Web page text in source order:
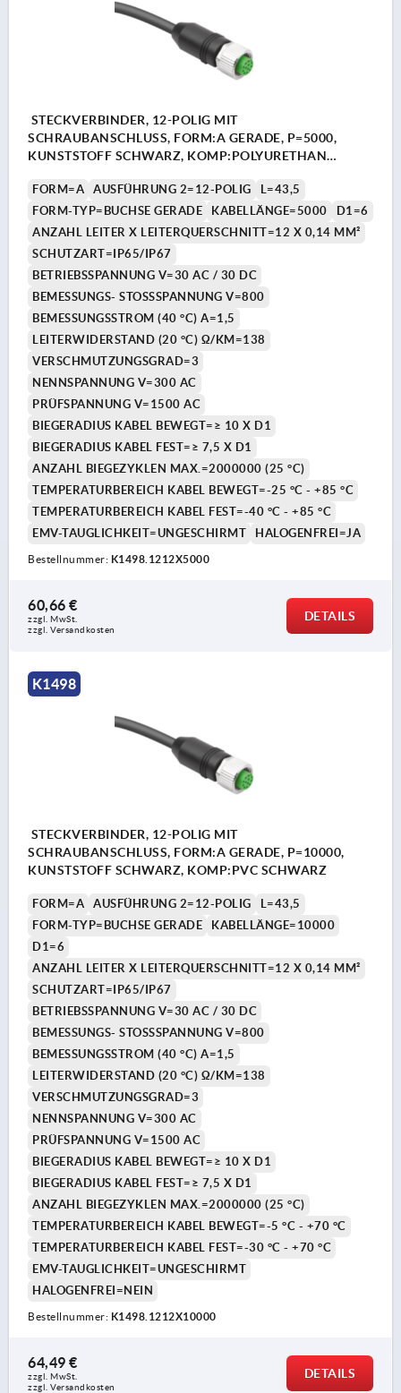
STECKVERBINDER, 12-POLIG MIT
SCHRAUBANSCHLUSS, FORM:A GERADE, P=5000,
KUNSTSTOFF SCHWARZ, KOMP:POLYURETHAN
FORM=A AUSFÜHRUNG 2=12-POLIG
L=43,5
FORM-TYP=BUCHSE GERADE
KABELLÄNGE=5000
D1=6
ANZAHL LEITER X LEITERQUERSCHNITT=12 X 0,14 MM²
SCHUTZART=IP65/IP67
BETRIEBSSPANNUNG V=30 AC / 30 DC
BEMESSUNGS- STOSSSPANNUNG V=800
BEMESSUNGSSTROM (40 °C) A=1,5
LEITERWIDERSTAND (20 °C) Ω/KM=138
VERSCHMUTZUNGSGRAD=3
NENNSPANNUNG V=300 AC
PRÜFSPANNUNG V=1500 AC
BIEGERADIUS KABEL BEWEGT=≥ 10 X D1
BIEGERADIUS KABEL FEST=≥ 7,5 X D1
ANZAHL BIEGEZYKLEN MAX.=2000000 (25 °C)
TEMPERATURBEREICH KABEL BEWEGT=-25 °C - +85 °C
TEMPERATURBEREICH KABEL FEST=-40 °C - +85 °C
EMV-TAUGLICHKEIT=UNGESCHIRMT
HALOGENFREI=JA
Bestellnummer: K1498.1212X5000
60,66 €
zzgl. MwSt.
zzgl. Versandkosten
DETAILS
K1498
STECKVERBINDER, 12-POLIG MIT
SCHRAUBANSCHLUSS, FORM:A GERADE, P=10000,
KUNSTSTOFF SCHWARZ, KOMP:PVC SCHWARZ
FORM=A AUSFÜHRUNG 2=12-POLIG
L=43,5
FORM-TYP=BUCHSE GERADE
KABELLÄNGE=10000
D1=6
ANZAHL LEITER X LEITERQUERSCHNITT=12 X 0,14 MM²
SCHUTZART=IP65/IP67
BETRIEBSSPANNUNG V=30 AC / 30 DC
BEMESSUNGS- STOSSSPANNUNG V=800
BEMESSUNGSSTROM (40 °C) A=1,5
LEITERWIDERSTAND (20 °C) Ω/KM=138
VERSCHMUTZUNGSGRAD=3
NENNSPANNUNG V=300 AC
PRÜFSPANNUNG V=1500 AC
BIEGERADIUS KABEL BEWEGT=≥ 10 X D1
BIEGERADIUS KABEL FEST=≥ 7,5 X D1
ANZAHL BIEGEZYKLEN MAX.=2000000 (25 °C)
TEMPERATURBEREICH KABEL BEWEGT=-5 °C - +70 °C
TEMPERATURBEREICH KABEL FEST=-30 °C - +70 °C
EMV-TAUGLICHKEIT=UNGESCHIRMT
HALOGENFREI=NEIN
Bestellnummer: K1498.1212X10000
64,49 €
zzgl. MwSt.
zzgl. Versandkosten
DETAILS